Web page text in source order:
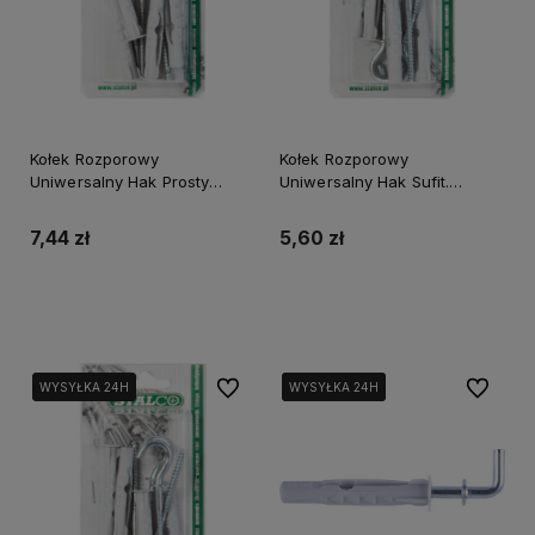
Kołek Rozporowy
Uniwersalny Hak Prosty
(4)/12/72
7,44 zł
Kołek Rozporowy
Uniwersalny Hak Sufit.
(4)/12/72
5,60 zł
WYSYŁKA 24H
WYSYŁKA 24H Do ulubionychWYSYŁKA 24H
WYSYŁKA 24H
WYSYŁKA 24H Do